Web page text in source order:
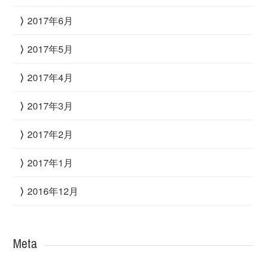
2017年6月
2017年5月
2017年4月
2017年3月
2017年2月
2017年1月
2016年12月
Meta